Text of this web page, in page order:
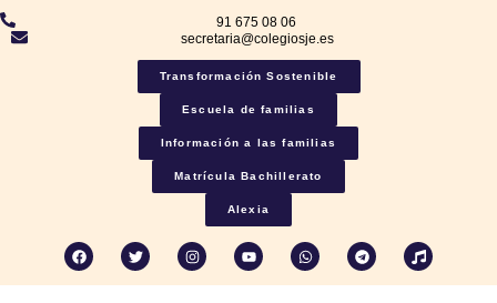
91 675 08 06
secretaria@colegiosje.es
Transformación Sostenible
Escuela de familias
Información a las familias
Matrícula Bachillerato
Alexia